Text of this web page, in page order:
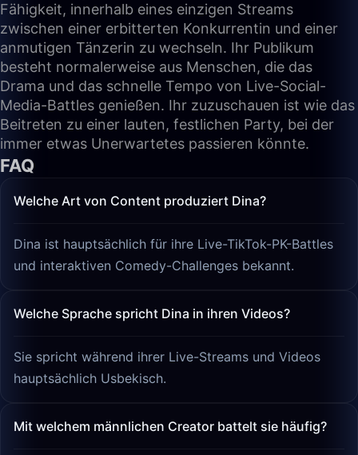
Fähigkeit, innerhalb eines einzigen Streams
zwischen einer erbitterten Konkurrentin und einer
anmutigen Tänzerin zu wechseln. Ihr Publikum
besteht normalerweise aus Menschen, die das
Drama und das schnelle Tempo von Live-Social-
Media-Battles genießen. Ihr zuzuschauen ist wie das
Beitreten zu einer lauten, festlichen Party, bei der
immer etwas Unerwartetes passieren könnte.
FAQ
Welche Art von Content produziert Dina?
Dina ist hauptsächlich für ihre Live-TikTok-PK-Battles
und interaktiven Comedy-Challenges bekannt.
Welche Sprache spricht Dina in ihren Videos?
Sie spricht während ihrer Live-Streams und Videos
hauptsächlich Usbekisch.
Mit welchem männlichen Creator battelt sie häufig?